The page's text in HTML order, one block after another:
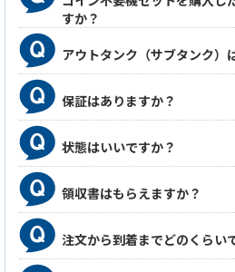
すか？
アウトタンク（サブタンク）
保証はありますか？
状態はいいですか？
領収書はもらえますか？
注文から到着までどのくらい